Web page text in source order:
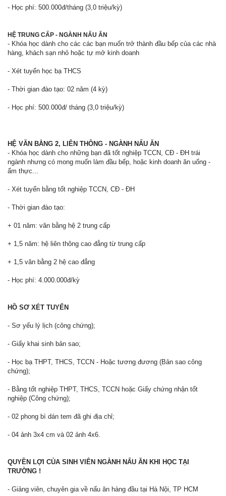
- Học phí: 500.000đ/tháng (3,0 triệu/kỳ)
HỆ TRUNG CẤP - NGÀNH NẤU ĂN
- Khóa học dành cho các các bạn muốn trở thành đầu bếp của các nhà
hàng, khách sạn nhỏ hoặc tự mở kinh doanh
- Xét tuyển học bạ THCS
- Thời gian đào tạo: 02 năm (4 kỳ)
- Học phí: 500.000đ/ tháng (3,0 triệu/kỳ)
HỆ VĂN BẰNG 2, LIÊN THÔNG - NGÀNH NẤU ĂN
- Khóa học dành cho những bạn đã tốt nghiệp TCCN, CĐ - ĐH trái
ngành nhưng có mong muốn làm đầu bếp, hoặc kinh doanh ăn uống -
ẩm thực...
- Xét tuyển bằng tốt nghiệp TCCN, CĐ - ĐH
- Thời gian đào tạo:
+ 01 năm: văn bằng hệ 2 trung cấp
+ 1,5 năm: hệ liên thông cao đẳng từ trung cấp
+ 1,5 văn bằng 2 hệ cao đẳng
- Học phí: 4.000.000đ/kỳ
HỒ SƠ XÉT TUYỂN
- Sơ yếu lý lịch (công chứng);
- Giấy khai sinh bản sao;
- Học bạ THPT, THCS, TCCN - Hoặc tương đương (Bản sao công
chứng);
- Bằng tốt nghiệp THPT, THCS, TCCN hoặc Giấy chứng nhận tốt
nghiệp (Công chứng);
- 02 phong bì dán tem đã ghi địa chỉ;
- 04 ảnh 3x4 cm và 02 ảnh 4x6.
QUYỀN LỢI CỦA SINH VIÊN NGÀNH NẤU ĂN KHI HỌC TẠI
TRƯỜNG !
- Giảng viên, chuyên gia về nấu ăn hàng đầu tại Hà Nội, TP HCM